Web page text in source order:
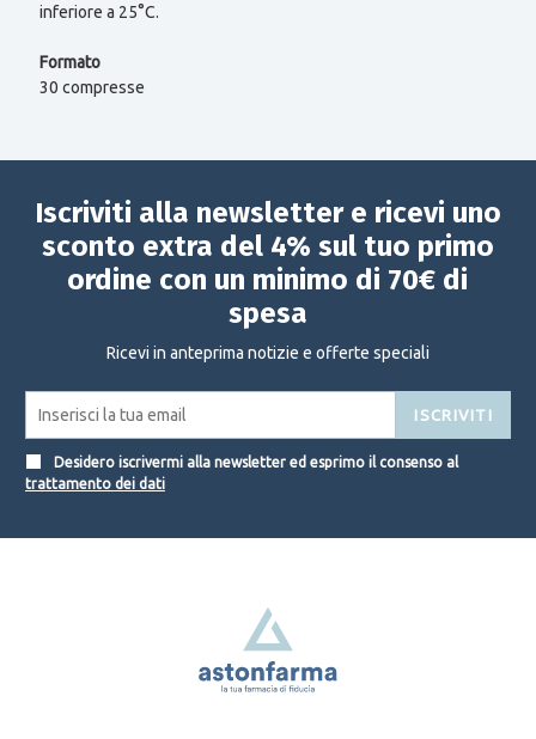
inferiore a 25°C.
Formato
30 compresse
Iscriviti alla newsletter e ricevi uno
sconto extra del 4% sul tuo primo
ordine con un minimo di 70€ di
spesa
Ricevi in anteprima notizie e offerte speciali
ISCRIVITI
Desidero iscrivermi alla newsletter ed esprimo il consenso al
trattamento dei dati